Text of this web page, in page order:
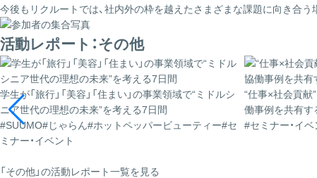
今後もリクルートでは、社内外の枠を越えたさまざまな課題に向き合
活動レポート：その他
学生が「旅行」「美容」「住まい」の事業領域で“ミドルシ
ニア世代の理想の未来”を考える7日間
#SUUMO#じゃらん#ホットペッパービューティー#セ
ミナー・イベント
“仕事×社会貢献
働事例を共有す
#セミナー・イベ
「その他」の活動レポート一覧を見る